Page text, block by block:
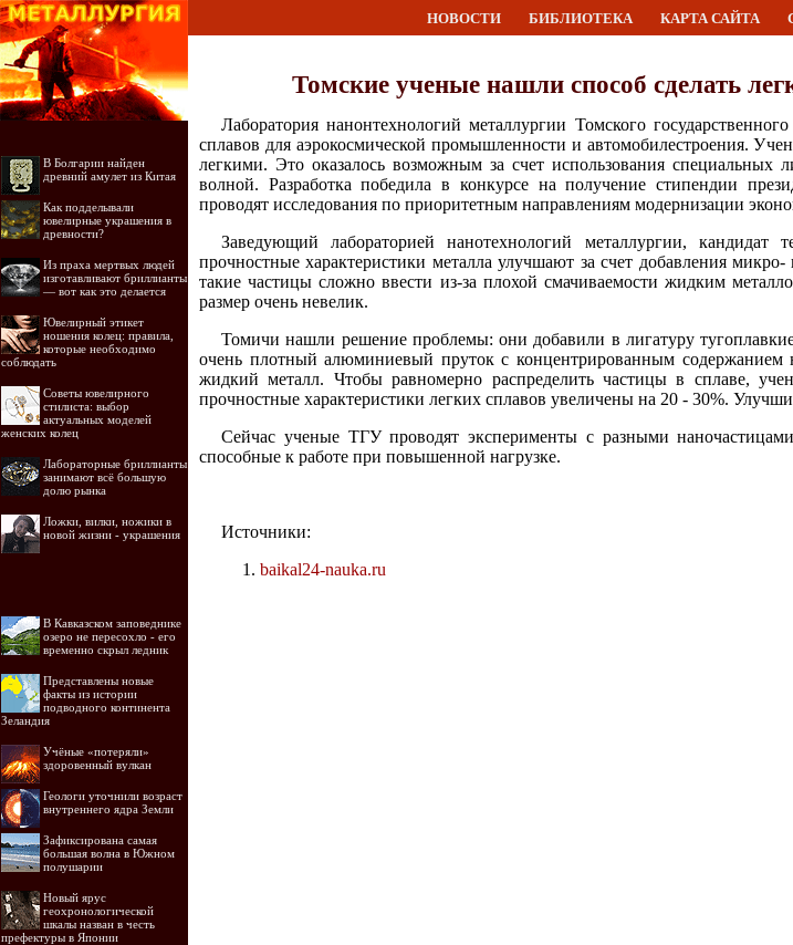
НОВОСТИ БИБЛИОТЕКА КАРТА САЙТА
В Болгарии найден
древний амулет из Китая
Как подделывали
ювелирные украшения в
древности?
Из праха мертвых людей
изготавливают бриллианты
— вот как это делается
Ювелирный этикет
ношения колец: правила,
которые необходимо
соблюдать
Советы ювелирного
стилиста: выбор
актуальных моделей
женских колец
Лабораторные бриллианты
занимают всё большую
долю рынка
Ложки, вилки, ножики в
новой жизни - украшения
В Кавказском заповеднике
озеро не пересохло - его
временно скрыл ледник
Представлены новые
факты из истории
подводного континента
Зеландия
Учёные «потеряли»
здоровенный вулкан
Геологи уточнили возраст
внутреннего ядра Земли
Зафиксирована самая
большая волна в Южном
полушарии
Новый ярус
геохронологической
шкалы назван в честь
префектуры в Японии
Томские ученые нашли способ сделать
Лаборатория нанонтехнологий металлургии Томского
сплавов для аэрокосмической промышленности и автомобилестроения.
легкими. Это оказалось возможным за счет использования специальных
волной. Разработка победила в конкурсе на получение стипендии
проводят исследования по приоритетным направлениям модернизации
Заведующий лабораторией нанотехнологий металлургии, кандидат
прочностные характеристики металла улучшают за счет добавления
такие частицы сложно ввести из-за плохой смачиваемости жидким
размер очень невелик.
Томичи нашли решение проблемы: они добавили в лигатуру
очень плотный алюминиевый пруток с концентрированным содержанием
жидкий металл. Чтобы равномерно распределить частицы в сплаве,
прочностные характеристики легких сплавов увеличены на 20 - 30%.
Сейчас ученые ТГУ проводят эксперименты с разными
способные к работе при повышенной нагрузке.
Источники:
baikal24-nauka.ru